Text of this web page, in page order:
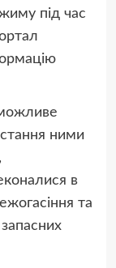
під час
можливе
ними
в
та